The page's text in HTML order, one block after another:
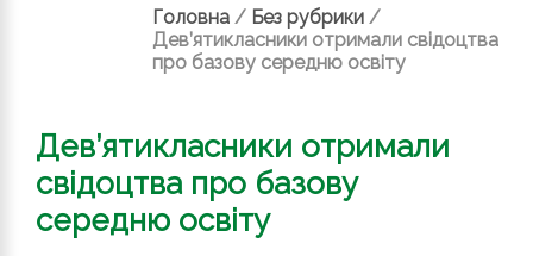
Головна / Без рубрики /
Дев’ятикласники отримали свідоцтва
про базову середню освіту
Дев’ятикласники отримали
свідоцтва про базову
середню освіту